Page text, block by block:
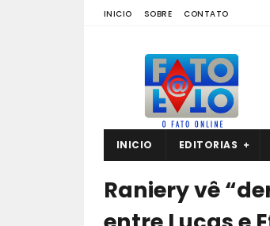
INICIO SOBRE CONTATO
INICIO EDITORIAS
Raniery vê